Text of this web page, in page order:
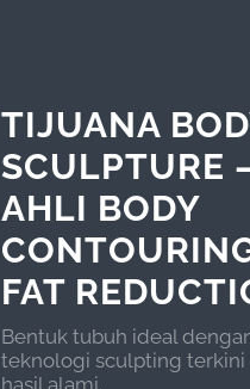
TIJUANA
SCULPTURE
AHLI BODY
FAT
Bentuk tubuh ideal
teknologi sculpting terkini
hasil alami.